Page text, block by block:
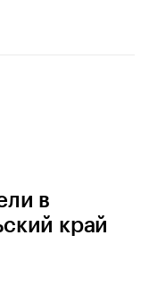
в
край